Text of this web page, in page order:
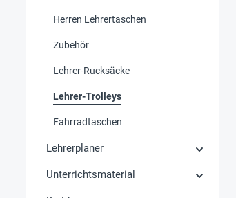
Herren Lehrertaschen
Zubehör
Lehrer-Rucksäcke
Lehrer-Trolleys
Fahrradtaschen
Lehrerplaner
Unterrichtsmaterial